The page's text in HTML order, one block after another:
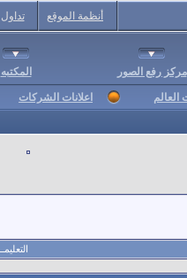
أنظمة الموقع
مركز رفع الصور المكتبه
اعلانات الشركات